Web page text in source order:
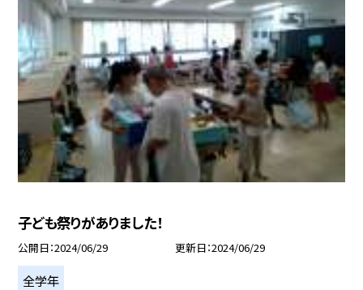
子ども祭りがありました！
公開日 2024/06/29 更新日 2024/06/29
全学年